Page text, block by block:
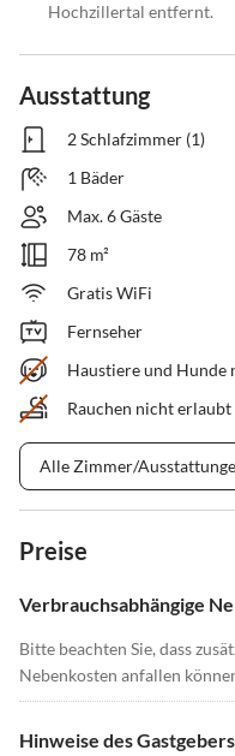
Hochzillertal entfernt.
Ausstattung
2 Schlafzimmer (1)
1 Bäder
Max. 6 Gäste
78 m²
Gratis WiFi
Fernseher
Haustiere und Hunde
Rauchen nicht erlaubt
Alle Zimmer/
Preise
Verbrauchsabhängige
Bitte beachten Sie, dass
Nebenkosten anfallen
Hinweise des Gastgebers